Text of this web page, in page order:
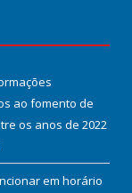
ao fomento de
os anos de 2022
em horário